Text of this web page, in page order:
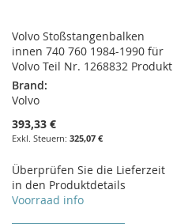
Volvo Stoßstangenbalken
innen 740 760 1984-1990 für
Volvo Teil Nr. 1268832 Produkt
Brand:
Volvo
393,33 €
325,07 €
Überprüfen Sie die Lieferzeit
in den Produktdetails
Voorraad info